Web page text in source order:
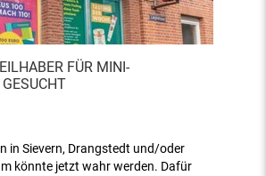
FÜR MINI-
in Sievern, Drangstedt und/oder
könnte jetzt wahr werden. Dafür